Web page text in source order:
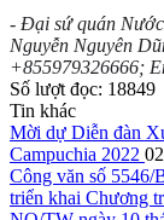
- Đại sứ quán
Nguyễn Nguyên
+855979326666;
Số lượt đọc: 18849
Tin khác
Mời dự Diễn đàn
Campuchia 2022
Công văn số
triển khai Chương